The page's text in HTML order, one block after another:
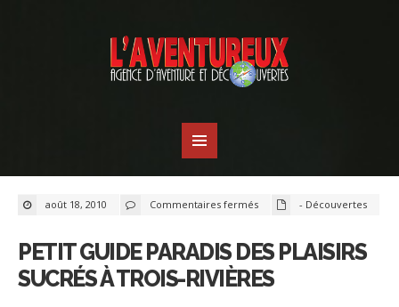
août 18, 2010 Commentaires ferméssur
Petit
des
plaisirs
sucrés
à
Trois-
Rivières
- Découvertes
PETIT GUIDE PARADIS DES PLAISIRS
SUCRÉS À TROIS-RIVIÈRES